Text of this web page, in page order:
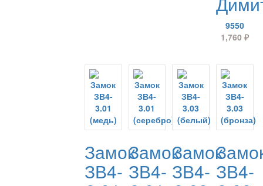
9550
1,760 ₽
Замок
ЗВ4-
Замок
ЗВ4-
Замок
ЗВ4- ЗВ4-